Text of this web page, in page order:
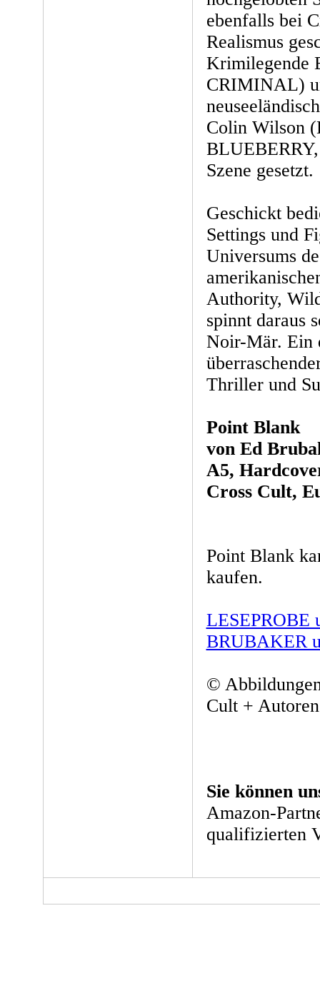
ebenfalls bei
Realismus
Krimilegende
CRIMINAL)
Colin Wilson
Szene gesetzt.
Geschickt
Settings und
Universums
Authority,
spinnt daraus
Noir-Mär. Ein
Thriller und
Point Blank
von Ed
A5,
Cross Cult,
Point Blank
kaufen.
LESEPROBE
BRUBAKER
©
Cult + Autoren
Sie können
Amazon-
qualifizierten